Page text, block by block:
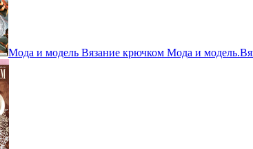
Мода и модель Вязание крючком Мода и